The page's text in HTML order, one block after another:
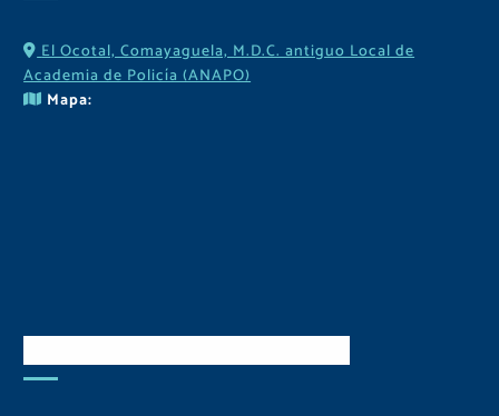
El Ocotal, Comayaguela, M.D.C. antiguo Local de
Academia de Policía (ANAPO)
Mapa: